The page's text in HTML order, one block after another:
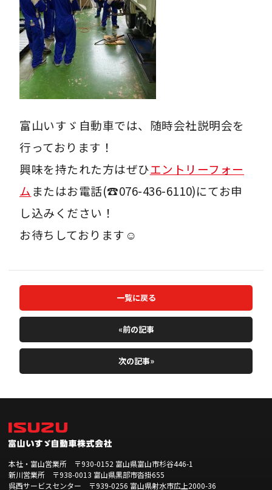
富山いすゞ自動車では、随時会社説明会を
行っております！
興味を持たれた方はぜひエントリーフォー
ム またはお電話(☎076-436-6110)にてお申
し込みください！
お待ちしております☺
«前の記事
一覧に戻る
次の記事»
本社・富山営業所 〒930-0152 富山県富山市杉谷446-1
新川営業所 〒938-0013 富山県黒部市沓掛655
呉西サービスセンター 〒939-0256 富山県射水市広上2000-36